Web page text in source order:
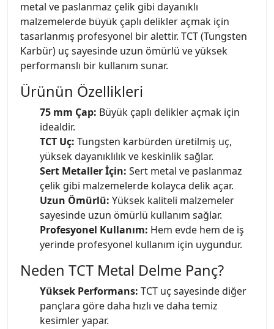
metal ve paslanmaz çelik gibi dayanıklı
malzemelerde büyük çaplı delikler açmak için
tasarlanmış profesyonel bir alettir. TCT (Tungsten
Karbür) uç sayesinde uzun ömürlü ve yüksek
performanslı bir kullanım sunar.
Ürünün Özellikleri
75 mm Çap: Büyük çaplı delikler açmak için
idealdir.
TCT Uç: Tungsten karbürden üretilmiş uç,
yüksek dayanıklılık ve keskinlik sağlar.
Sert Metaller İçin: Sert metal ve paslanmaz
çelik gibi malzemelerde kolayca delik açar.
Uzun Ömürlü: Yüksek kaliteli malzemeler
sayesinde uzun ömürlü kullanım sağlar.
Profesyonel Kullanım: Hem evde hem de iş
yerinde profesyonel kullanım için uygundur.
Neden TCT Metal Delme Panç?
Yüksek Performans: TCT uç sayesinde diğer
pançlara göre daha hızlı ve daha temiz
kesimler yapar.